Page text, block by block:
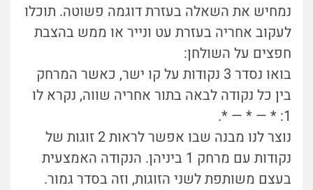
נמחיש את השאלה בעזרת דוגמה פשוטה. תוכלו
לעקוב אחריה בעזרת עט ונייר או ממש בהצבת
חפצים על השולחן:
בואו נסדר 3 נקודות על קו ישר, כאשר המרחק
בין כל נקודה לבאה בתור אחריה שווה, נקרא לו
1: * — * — *.
נוצר לנו מבנה שבו אפשר לראות 2 זוגות של
נקודות עם מרחק 1 ביניהן. הנקודה האמצעית
בעצם משותפת לשני הזוגות, וזה בסדר גמור.